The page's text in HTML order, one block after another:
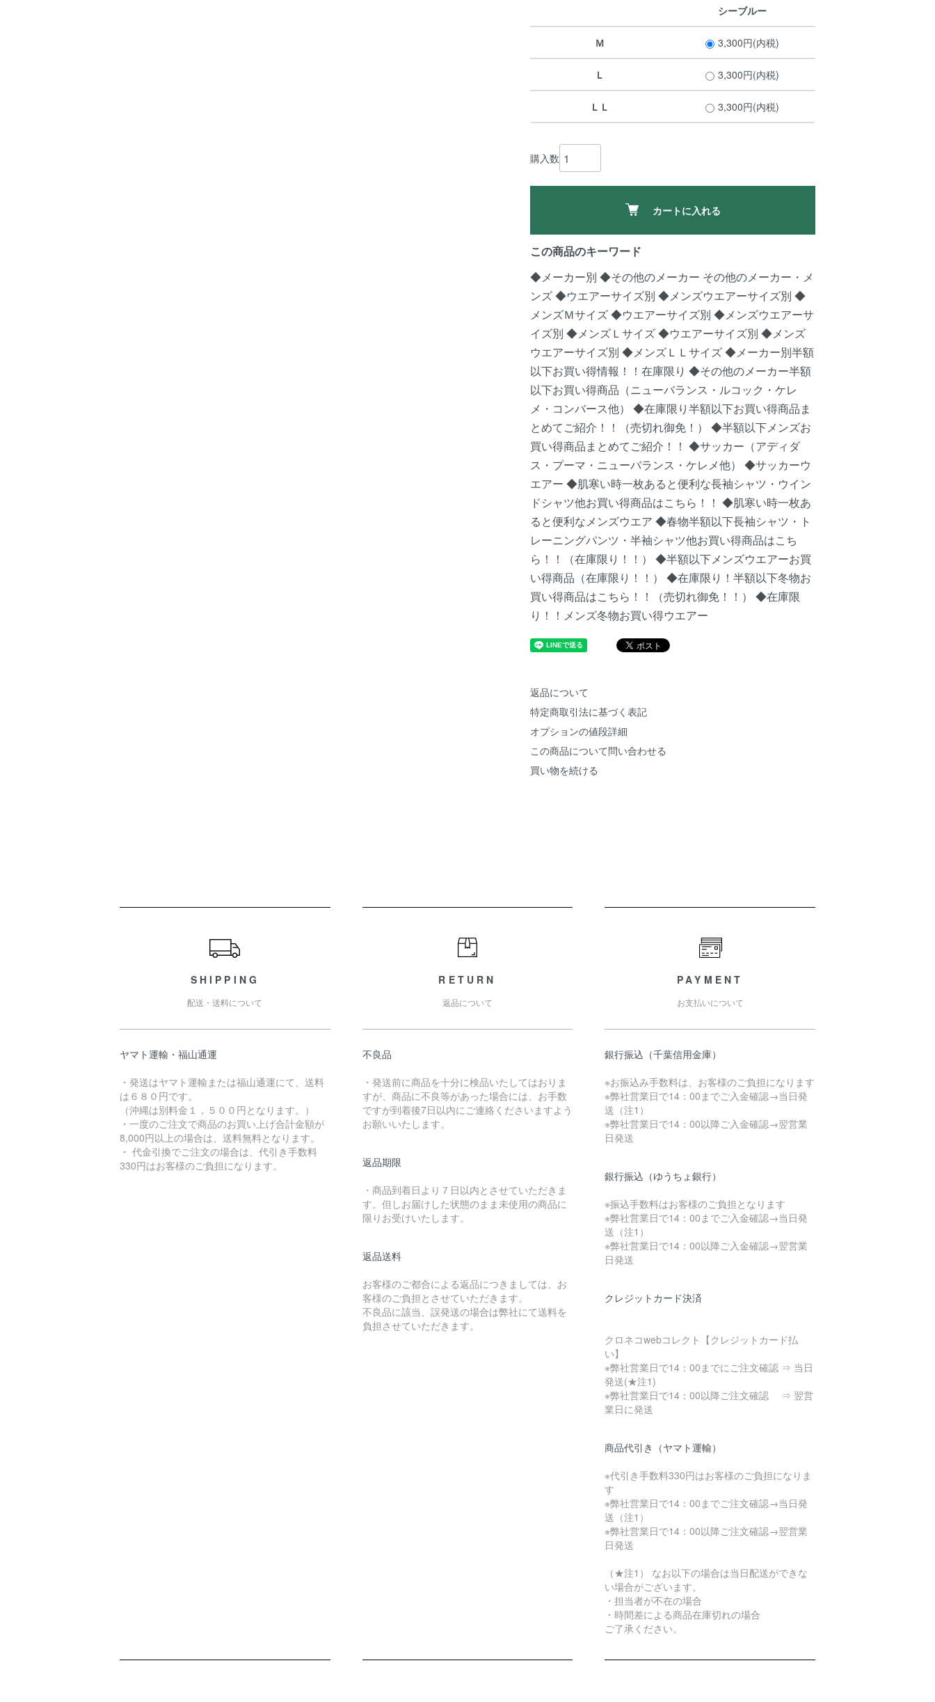
シーブルー
Ｍ 3,300円(内税)
Ｌ 3,300円(内税)
ＬＬ 3,300円(内税)
購入数
カートに入れる
この商品のキーワード
◆メーカー別 ◆その他のメーカー その他のメーカー・メ
ンズ◆ウエアーサイズ別 ◆メンズウエアーサイズ別 ◆
メンズＭサイズ◆ウエアーサイズ別 ◆メンズウエアーサ
イズ別 ◆メンズＬサイズ◆ウエアーサイズ別 ◆メンズ
ウエアーサイズ別 ◆メンズＬＬサイズ◆メーカー別半額
以下お買い得情報！！在庫限り ◆その他のメーカー半額
以下お買い得商品（ニューバランス・ルコック・ケレ
メ・コンバース他）
◆在庫限り半額以下お買い得商品ま
とめてご紹介！！（売切れ御免！）
◆半額以下メンズお
買い得商品まとめてご紹介！！ ◆サッカー（アディダ
ス・プーマ・ニューバランス・ケレメ他）
◆サッカーウ
エアー ◆肌寒い時一枚あると便利な長袖シャツ・ウイン
ドシャツ他お買い得商品はこちら！！ ◆肌寒い時一枚あ
ると便利なメンズウエア ◆春物半額以下長袖シャツ・ト
レーニングパンツ・半袖シャツ他お買い得商品はこち
ら！！（在庫限り！！）
◆半額以下メンズウエアーお買
い得商品（在庫限り！！）
◆在庫限り！半額以下冬物お
買い得商品はこちら！！（売切れ御免！！）
◆在庫限
り！！メンズ冬物お買い得ウエアー
返品について
特定商取引法に基づく表記
オプションの値段詳細
この商品について問い合わせる
買い物を続ける
SHIPPING
配送・送料について
ヤマト運輸・福山通運
・発送はヤマト運輸または福山通運にて、送料
は６８０円です。
（沖縄は別料金１，５００円となります。）
・一度のご注文で商品のお買い上げ合計金額が
8,000円以上の場合は、送料無料となります。
・ 代金引換でご注文の場合は、代引き手数料
330円はお客様のご負担になります。
RETURN
返品について
不良品
・発送前に商品を十分に検品いたしてはおりま
すが、商品に不良等があった場合には、お手数
ですが到着後7日以内にご連絡くださいますよう
お願いいたします。
返品期限
・商品到着日より７日以内とさせていただきま
す。但しお届けした状態のまま未使用の商品に
限りお受けいたします。
返品送料
お客様のご都合による返品につきましては、お
客様のご負担とさせていただきます。
不良品に該当、誤発送の場合は弊社にて送料を
負担させていただきます。
PAYMENT
お支払いについて
銀行振込（千葉信用金庫）
※お振込み手数料は、お客様のご負担になります
※弊社営業日で14：00までご入金確認→当日発
送（注1）
※弊社営業日で14：00以降ご入金確認→翌営業
日発送
銀行振込（ゆうちょ銀行）
※振込手数料はお客様のご負担となります
※弊社営業日で14：00までご入金確認→当日発
送（注1）
※弊社営業日で14：00以降ご入金確認→翌営業
日発送
クレジットカード決済
クロネコwebコレクト【クレジットカード払
い】
※弊社営業日で14：00までにご注文確認 ⇒ 当日
発送(★注1)
※弊社営業日で14：00以降ご注文確認 ⇒ 翌営
業日に発送
商品代引き（ヤマト運輸）
※代引き手数料330円はお客様のご負担になりま
す
※弊社営業日で14：00までご注文確認→当日発
送（注1）
※弊社営業日で14：00以降ご注文確認→翌営業
日発送
（★注1） なお以下の場合は当日配送ができな
い場合がございます。
・担当者が不在の場合
・時間差による商品在庫切れの場合
ご了承ください。